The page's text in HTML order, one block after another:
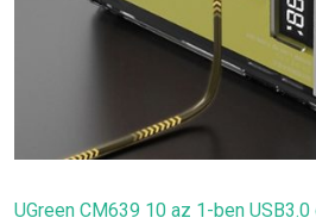
UGreen CM639 10 az 1-ben